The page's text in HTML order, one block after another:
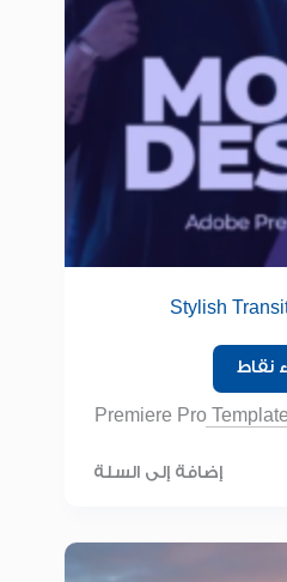
Stylish
نقاط
Premiere Pro
إضافة إلى السلة